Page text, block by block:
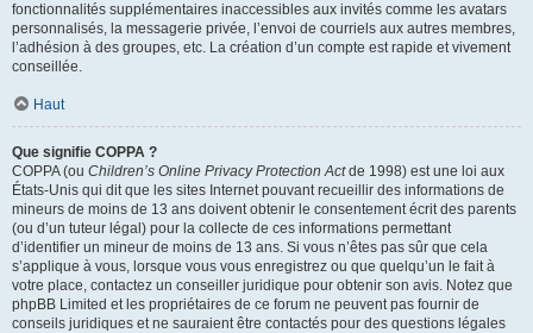
fonctionnalités supplémentaires inaccessibles aux invités comme les avatars
personnalisés, la messagerie privée, l’envoi de courriels aux autres membres,
l’adhésion à des groupes, etc. La création d’un compte est rapide et vivement
conseillée.
Haut
Que signifie COPPA ?
COPPA (ou Children’s Online Privacy Protection Actde 1998) est une loi aux
États-Unis qui dit que les sites Internet pouvant recueillir des informations de
mineurs de moins de 13 ans doivent obtenir le consentement écrit des parents
(ou d’un tuteur légal) pour la collecte de ces informations permettant
d’identifier un mineur de moins de 13 ans. Si vous n’êtes pas sûr que cela
s’applique à vous, lorsque vous vous enregistrez ou que quelqu’un le fait à
votre place, contactez un conseiller juridique pour obtenir son avis. Notez que
phpBB Limited et les propriétaires de ce forum ne peuvent pas fournir de
conseils juridiques et ne sauraient être contactés pour des questions légales